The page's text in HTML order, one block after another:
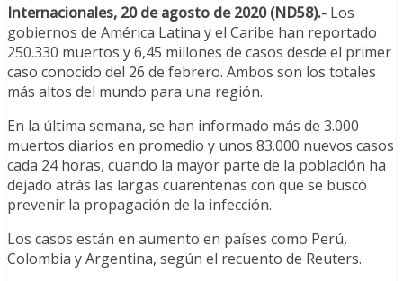
Internacionales, 20 de agosto de 2020 (ND58).- Los
gobiernos de América Latina y el Caribe han reportado
250.330 muertos y 6,45 millones de casos desde el primer
caso conocido del 26 de febrero. Ambos son los totales
más altos del mundo para una región.
En la última semana, se han informado más de 3.000
muertos diarios en promedio y unos 83.000 nuevos casos
cada 24 horas, cuando la mayor parte de la población ha
dejado atrás las largas cuarentenas con que se buscó
prevenir la propagación de la infección.
Los casos están en aumento en países como Perú,
Colombia y Argentina, según el recuento de Reuters.